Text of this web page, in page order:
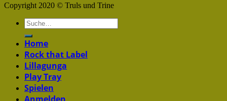
Copyright 2020 © Truls und Trine
Home
Rock that Label
Lillagunga
Play Tray
Spielen